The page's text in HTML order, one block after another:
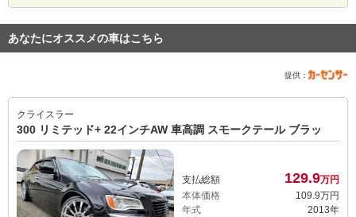
あなたにオススメの車はこちら
提供：
クライスラー
300 リミテッド+ 22インチAW 車高調 スモークテール ブラッ
支払総額 129.9万円
本体価格
109.9万円
年式
2013年